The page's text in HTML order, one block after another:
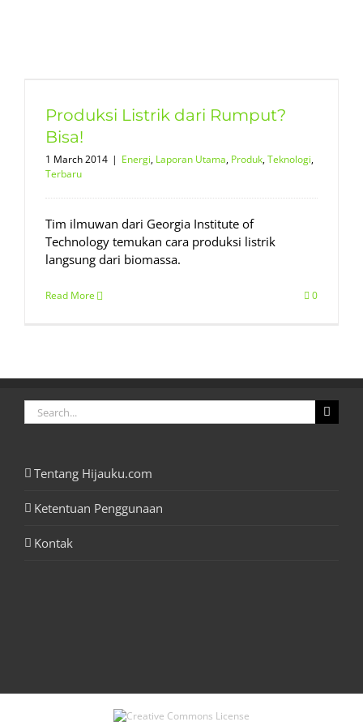
Produksi Listrik dari Rumput?
Bisa!
1 March 2014 | Energi, Laporan Utama, Produk,Teknologi,
Terbaru
Tim ilmuwan dari Georgia Institute of
Technology temukan cara produksi listrik
langsung dari biomassa.
Read More 0
Search
for:
Tentang Hijauku.com
Ketentuan Penggunaan
Kontak